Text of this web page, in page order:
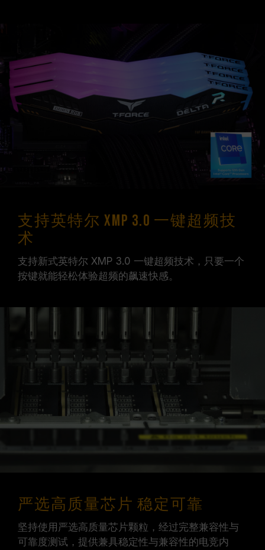
支持英特尔 XMP 3.0 一键超频技
术
支持新式英特尔 XMP 3.0 一键超频技术，只要一个
按键就能轻松体验超频的飙速快感。
严选高质量芯片 稳定可靠
坚持使用严选高质量芯片颗粒，经过完整兼容性与
可靠度测试，提供兼具稳定性与兼容性的电竞内